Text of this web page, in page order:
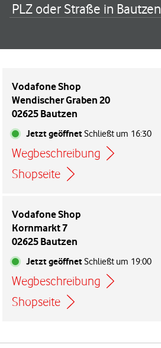
PLZ oder Straße in Bautzen
Vodafone Shop
Wendischer Graben 20
02625 Bautzen
Jetzt geöffnetSchließt um 16:30
Wegbeschreibung
Link öffnet in einem neuen Tab
Shopseite
Vodafone Shop
Kornmarkt 7
02625 Bautzen
Jetzt geöffnetSchließt um 19:00
Wegbeschreibung
Link öffnet in einem neuen Tab
Shopseite